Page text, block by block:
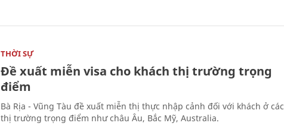
THỜI SỰ
Đề xuất miễn visa cho khách thị trường trọng
điểm
Bà Rịa - Vũng Tàu đề xuất miễn thị thực nhập cảnh đối với khách ở các
thị trường trọng điểm như châu Âu, Bắc Mỹ, Australia.